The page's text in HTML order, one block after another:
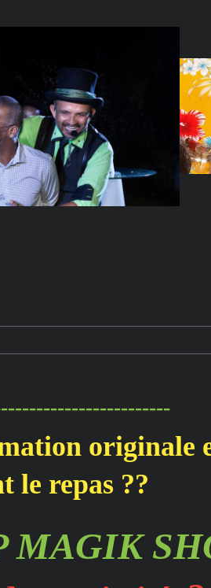
originale
le repas ??
MAGIK